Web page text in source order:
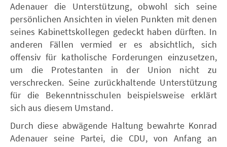
Adenauer die Unterstützung, obwohl sich seine
persönlichen Ansichten in vielen Punkten mit denen
seines Kabinettskollegen gedeckt haben dürften. In
anderen Fällen vermied er es absichtlich, sich
offensiv für katholische Forderungen einzusetzen,
um die Protestanten in der Union nicht zu
verschrecken. Seine zurückhaltende Unterstützung
für die Bekenntnisschulen beispielsweise erklärt
sich aus diesem Umstand.
Durch diese abwägende Haltung bewahrte Konrad
Adenauer seine Partei, die CDU, von Anfang an